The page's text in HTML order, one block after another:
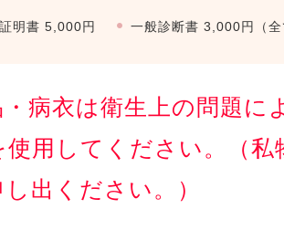
明書 5,000円 一般診断書 3,000円（
病衣は衛生上の問題に
使用してください。（私
出ください。）